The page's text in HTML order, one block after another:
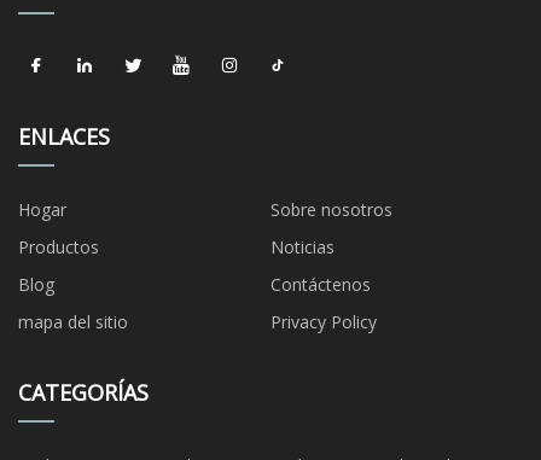
ENLACES
Hogar
Sobre nosotros
Productos
Noticias
Blog
Contáctenos
mapa del sitio
Privacy Policy
CATEGORÍAS